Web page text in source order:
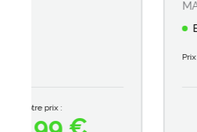
109,99 €